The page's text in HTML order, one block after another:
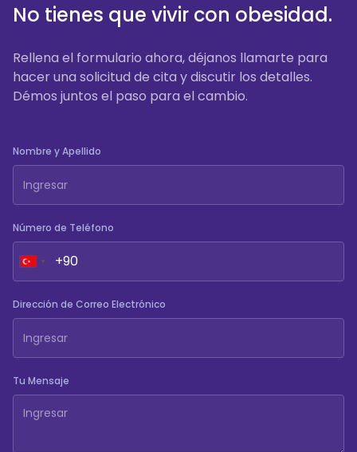
No tienes que vivir con obesidad.
Rellena el formulario ahora, déjanos llamarte para
hacer una solicitud de cita y discutir los detalles.
Démos juntos el paso para el cambio.
Nombre y Apellido
Número de Teléfono
Dirección de Correo Electrónico
Tu Mensaje